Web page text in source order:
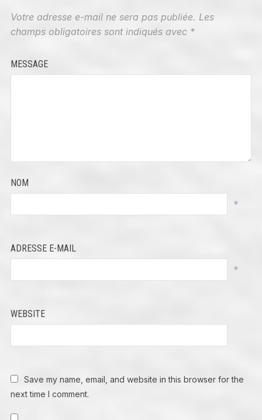
Votre adresse e-mail ne sera pas publiée. Les
champs obligatoires sont indiqués avec *
MESSAGE
NOM
*
ADRESSE E-MAIL
*
WEBSITE
Save my name, email, and website in this browser for the
next time I comment.